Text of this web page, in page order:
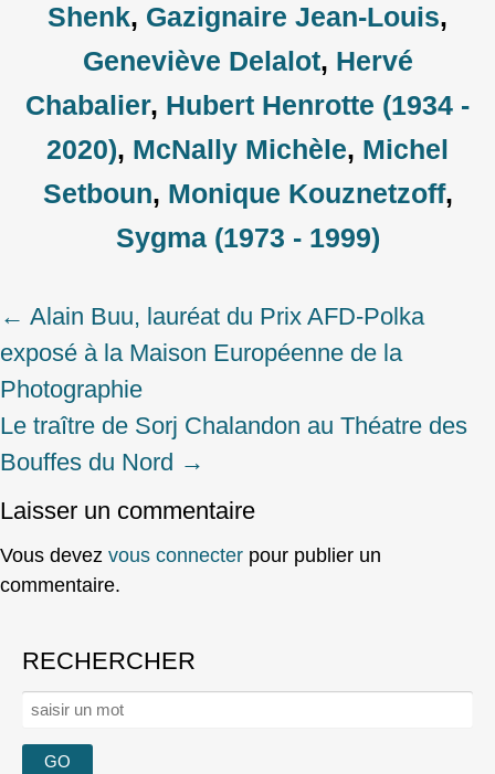
Shenk, Gazignaire Jean-Louis,
Geneviève Delalot, Hervé
Chabalier, Hubert Henrotte (1934 -
2020), McNally Michèle, Michel
Setboun, Monique Kouznetzoff,
Sygma (1973 - 1999)
Post
navigation
← Alain Buu, lauréat du Prix AFD-Polka
exposé à la Maison Européenne de la
Photographie
Le traître de Sorj Chalandon au Théatre des
Bouffes du Nord →
Laisser un commentaire
Vous devez vous connecter pour publier un
commentaire.
RECHERCHER
Rechercher :